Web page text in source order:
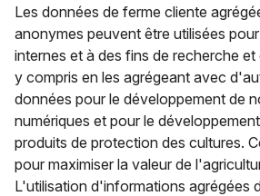
Les données de ferme cliente
anonymes peuvent être utilisées
internes et à des fins de recherche
y compris en les agrégeant avec
données pour le développement de
numériques et pour le
produits de protection des cultures.
pour maximiser la valeur de
L'utilisation d'informations agrégées